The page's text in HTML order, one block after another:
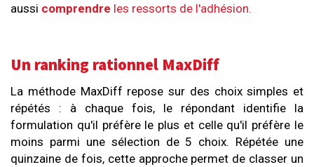
aussi comprendre les ressorts de l'adhésion.
Un ranking rationnel MaxDiff
La méthode MaxDiff repose sur des choix simples et
répétés : à chaque fois, le répondant identifie la
formulation qu'il préfère le plus et celle qu'il préfère le
moins parmi une sélection de 5 choix. Répétée une
quinzaine de fois, cette approche permet de classer un